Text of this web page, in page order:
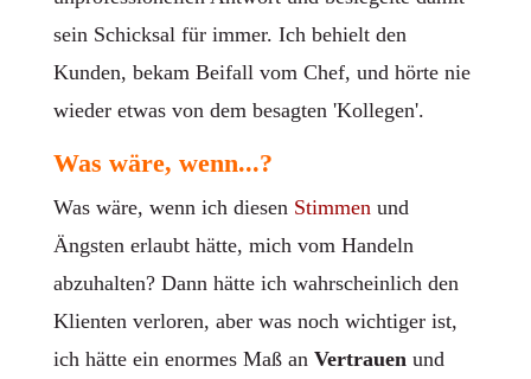
sein Schicksal für immer. Ich behielt den
Kunden, bekam Beifall vom Chef, und hörte nie
wieder etwas von dem besagten 'Kollegen'.
Was wäre, wenn...?
Was wäre, wenn ich diesenStimmenund
Ängsten erlaubt hätte, mich vom Handeln
abzuhalten? Dann hätte ich wahrscheinlich den
Klienten verloren, aber was noch wichtiger ist,
ich hätte ein enormes Maß an Vertrauenund